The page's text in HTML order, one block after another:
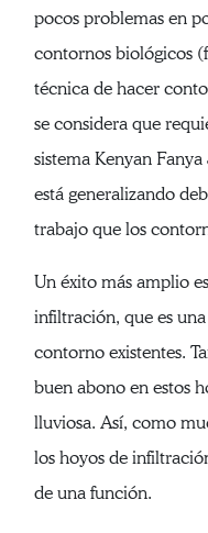
pocos problemas en
contornos biológicos
técnica de hacer
se considera que
sistema Kenyan
está generalizando
trabajo que los
Un éxito más amplio
infiltración, que es
contorno existentes.
buen abono en estos
lluviosa. Así, como
los hoyos de
de una función.